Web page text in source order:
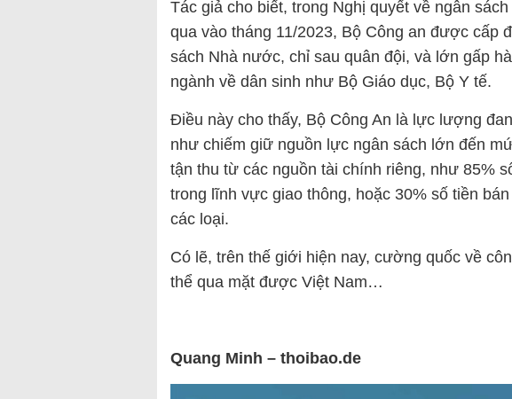
Tác giả cho biết, trong Nghị quyết về ngân
qua vào tháng 11/2023, Bộ Công an được cấp
sách Nhà nước, chỉ sau quân đội, và lớn gấp
ngành về dân sinh như Bộ Giáo dục, Bộ Y tế.
Điều này cho thấy, Bộ Công An là lực lượng
như chiếm giữ nguồn lực ngân sách lớn đến
tận thu từ các nguồn tài chính riêng, như 85%
trong lĩnh vực giao thông, hoặc 30% số tiền
các loại.
Có lẽ, trên thế giới hiện nay, cường quốc về
thể qua mặt được Việt Nam…
Quang Minh – thoibao.de